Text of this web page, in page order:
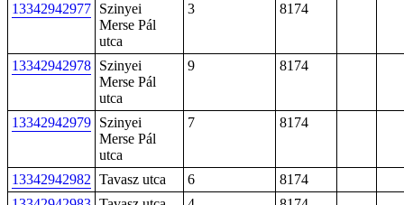
13342942977 Szinyei
Merse Pál
utca
3 8174
13342942978 Szinyei
Merse Pál
utca
9 8174
13342942979 Szinyei
Merse Pál
utca
7 8174
13342942982 Tavasz utca 6
8174